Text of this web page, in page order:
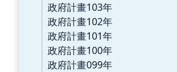
政府計畫103年
政府計畫102年
政府計畫101年
政府計畫100年
政府計畫099年